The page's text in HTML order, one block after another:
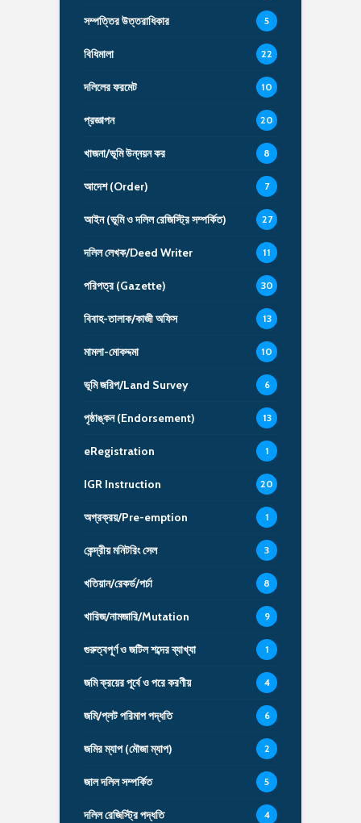
সম্পত্তির উত্তরাধিকার 5
বিধিমালা 22
দলিলের ফরমেট 10
প্রজ্ঞাপন 20
খাজনা/ভূমি উন্নয়ন কর 8
আদেশ (Order) 7
আইন (ভূমি ও দলিল রেজিস্ট্রি সম্পর্কিত) 27
দলিল লেখক/Deed Writer 11
পরিপত্র (Gazette) 30
বিবাহ-তালাক/কাজী অফিস 13
মামলা-মোকদ্দমা 10
ভূমি জরিপ/Land Survey 6
পৃষ্ঠাঙ্কন (Endorsement) 13
eRegistration 1
IGR Instruction 20
অগ্রক্রয়/Pre-emption 1
কেন্দ্রীয় মনিটরিং সেল 3
খতিয়ান/রেকর্ড/পর্চা 8
খারিজ/নামজারি/Mutation 9
গুরুত্বপূর্ণ ও জটিল শব্দের ব্যাখ্যা 1
জমি ক্রয়ের পূর্বে ও পরে করণীয় 4
জমি/প্লট পরিমাপ পদ্ধতি 6
জমির ম্যাপ (মৌজা ম্যাপ) 2
জাল দলিল সম্পর্কিত 5
দলিল রেজিস্ট্রি পদ্ধতি 4